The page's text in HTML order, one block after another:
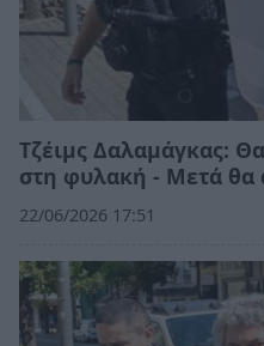
Τζέιμς Δαλαμάγκας:
στη φυλακή - Μετά θα
22/06/2026 17:51